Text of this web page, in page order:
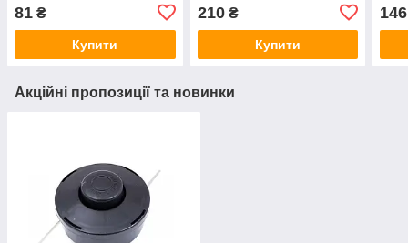
81 ₴
Купити
210₴
Купити
146
Акційні пропозиції та новинки